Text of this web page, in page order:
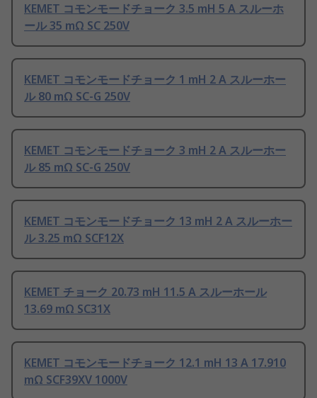
KEMET コモンモードチョーク 3.5 mH 5 A スルーホ
ール 35 mΩ SC 250V
KEMET コモンモードチョーク 1 mH 2 A スルーホー
ル 80 mΩ SC-G 250V
KEMET コモンモードチョーク 3 mH 2 A スルーホー
ル 85 mΩ SC-G 250V
KEMET コモンモードチョーク 13 mH 2 A スルーホー
ル 3.25 mΩ SCF12X
KEMET チョーク 20.73 mH 11.5 A スルーホール
13.69 mΩ SC31X
KEMET コモンモードチョーク 12.1 mH 13 A 17.910
mΩ SCF39XV 1000V